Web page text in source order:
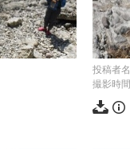
投稿者名
撮影時間